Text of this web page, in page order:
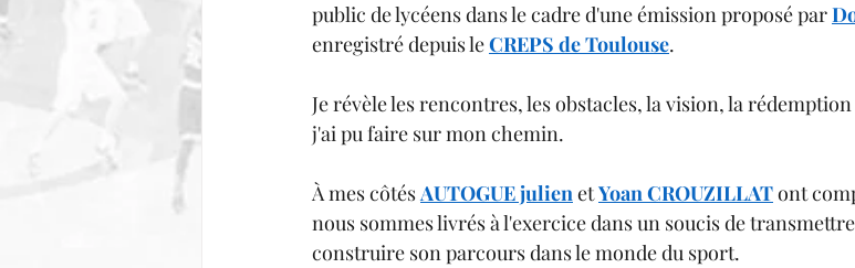
public de lycéens dans le cadre d'une émission proposé par
enregistré depuis le CREPS de Toulouse.
Je révèle les rencontres, les obstacles, la vision, la
j'ai pu faire sur mon chemin.
À mes côtés AUTOGUE julien et Yoan CROUZILLAT ont
nous sommes livrés à l'exercice dans un soucis de
construire son parcours dans le monde du sport.